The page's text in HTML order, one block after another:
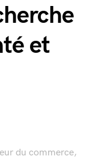
et
du commerce,